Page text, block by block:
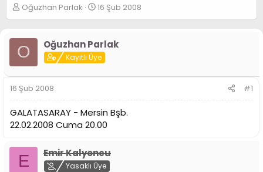
K
o
u
y
u
B
a
ş
l
a
t
n
Oğuzhan Parlak
B
a
a
n
ı
t
a
r
i
16 Şub 2008
O Oğuzhan Parlak
Kayıtlı Üye
16 Şub 2008 #1
GALATASARAY - Mersin Bşb.
22.02.2008 Cuma 20.00
E Emir Kalyoncu
Yasaklı Üye